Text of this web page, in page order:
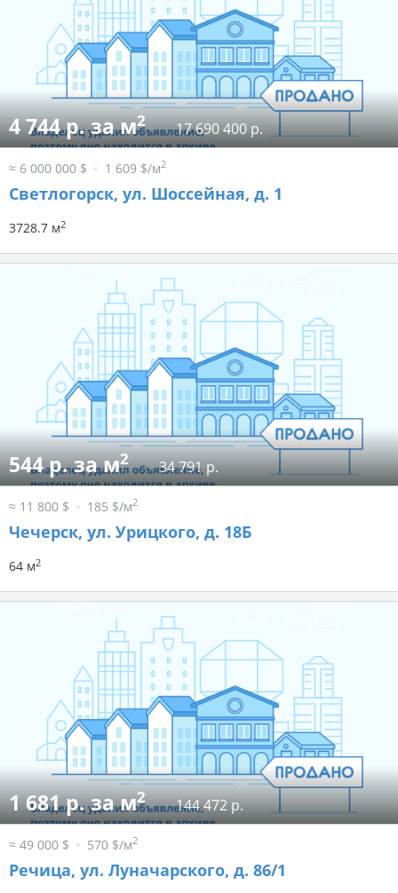
4 744 р. за м2 17 690 400 р.
≈ 6 000 000 $ 1 609 $/м2
Светлогорск, ул. Шоссейная, д. 1
3728.7 м2
544 р. за м2 34 791 р.
≈ 11 800 $ 185 $/м2
Чечерск, ул. Урицкого, д. 18Б
64 м2
1 681 р. за м2 144 472 р.
≈ 49 000 $ 570 $/м2
Речица, ул. Луначарского, д. 86/1